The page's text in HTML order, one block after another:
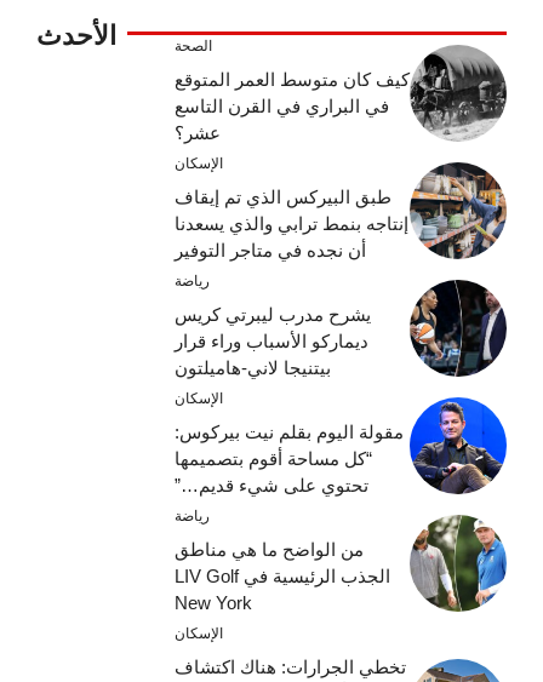
الأحدث الصحة
كيف كان متوسط ​​العمر المتوقع
في البراري في القرن التاسع
عشر؟
الإسكان
طبق البيركس الذي تم إيقاف
إنتاجه بنمط ترابي والذي يسعدنا
أن نجده في متاجر التوفير
رياضة
يشرح مدرب ليبرتي كريس
ديماركو الأسباب وراء قرار
بيتنيجا لاني-هاميلتون
الإسكان
مقولة اليوم بقلم نيت بيركوس:
“كل مساحة أقوم بتصميمها
تحتوي على شيء قديم…”
رياضة
من الواضح ما هي مناطق
الجذب الرئيسية في LIV Golf
New York
الإسكان
تخطي الجرارات: هناك اكتشاف